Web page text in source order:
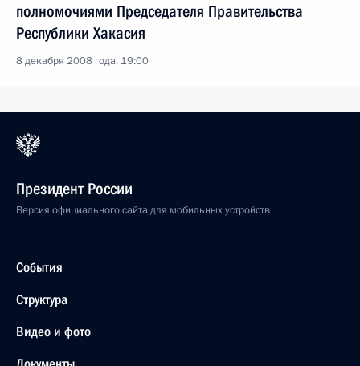
полномочиями Председателя Правительства
Республики Хакасия
8 декабря 2008 года, 19:00
Президент России
Версия официального сайта для мобильных устройств
События
Структура
Видео и фото